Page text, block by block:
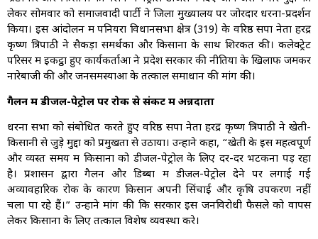
लेकर सोमवार को समाजवादी पार्टी ने जिला मुख्यालय पर जोरदार धरना-प्रदर्शन
किया। इस आंदोलन में पनियरा विधानसभा क्षेत्र (319) के वरिष्ठ सपा नेता हरेंद्र
कृष्ण त्रिपाठी ने सैकड़ों समर्थकों और किसानों के साथ शिरकत की। कलेक्ट्रेट
परिसर में इकट्ठा हुए कार्यकर्ताओं ने प्रदेश सरकार की नीतियों के खिलाफ जमकर
नारेबाजी की और जनसमस्याओं के तत्काल समाधान की मांग की।
गैलन में डीजल-पेट्रोल पर रोक से संकट में अन्नदाता
धरना सभा को संबोधित करते हुए वरिष्ठ सपा नेता हरेंद्र कृष्ण त्रिपाठी ने खेती-
किसानी से जुड़े मुद्दों को प्रमुखता से उठाया। उन्होंने कहा, “खेती के इस महत्वपूर्ण
और व्यस्त समय में किसानों को डीजल-पेट्रोल के लिए दर-दर भटकना पड़ रहा
है। प्रशासन द्वारा गैलन और डिब्बों में डीजल-पेट्रोल देने पर लगाई गई
अव्यावहारिक रोक के कारण किसान अपनी सिंचाई और कृषि उपकरण नहीं
चला पा रहे हैं।” उन्होंने मांग की कि सरकार इस जनविरोधी फैसले को वापस
लेकर किसानों के लिए तत्काल विशेष व्यवस्था करे।